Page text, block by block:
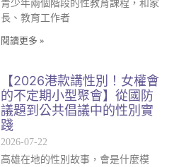
青少年兩個階段的性教育課程，和家
長、教育工作者
閱讀更多 »
【2026港款講性別！女權會
的不定期小型聚會】從國防
議題到公共倡議中的性別實
踐
2026-07-22
高雄在地的性別故事，會是什麼模